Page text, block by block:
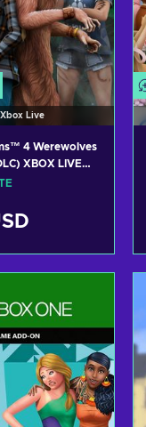
Xbox Live
4 Werewolves
XBOX LIVE
ofertele